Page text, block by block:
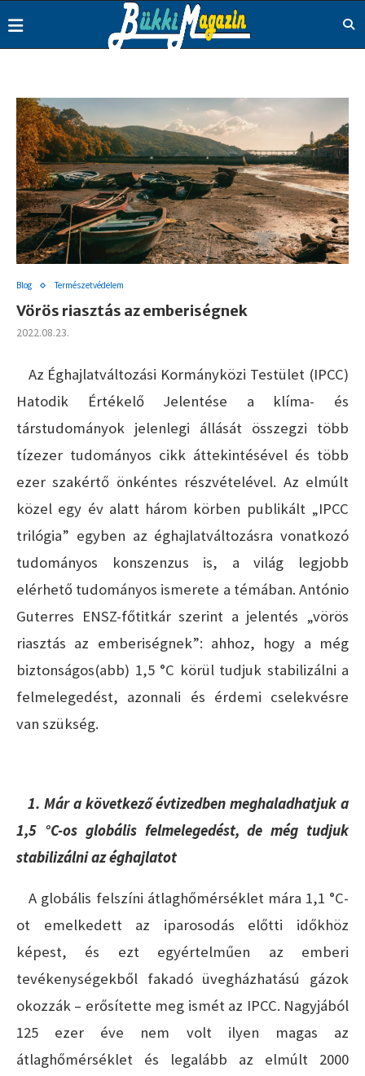
Blog Természetvédelem
Vörös riasztás az emberiségnek
2022.08.23.
Az Éghajlatváltozási Kormányközi Testület (IPCC)
Hatodik Értékelő Jelentése a klíma- és
társtudományok jelenlegi állását összegzi több
tízezer tudományos cikk áttekintésével és több
ezer szakértő önkéntes részvételével. Az elmúlt
közel egy év alatt három körben publikált „IPCC
trilógia” egyben az éghajlatváltozásra vonatkozó
tudományos konszenzus is, a világ legjobb
elérhető tudományos ismerete a témában. António
Guterres ENSZ-főtitkár szerint a jelentés „vörös
riasztás az emberiségnek”: ahhoz, hogy a még
biztonságos(abb) 1,5 °C körül tudjuk stabilizálni a
felmelegedést, azonnali és érdemi cselekvésre
van szükség.
1. Már a következő évtizedben meghaladhatjuk a
1,5 °C-os globális felmelegedést, de még tudjuk
stabilizálni az éghajlatot
A globális felszíni átlaghőmérséklet mára 1,1 °C-
ot emelkedett az iparosodás előtti időkhöz
képest, és ezt egyértelműen az emberi
tevékenységekből fakadó üvegházhatású gázok
okozzák – erősítette meg ismét az IPCC. Nagyjából
125 ezer éve nem volt ilyen magas az
átlaghőmérséklet és legalább az elmúlt 2000